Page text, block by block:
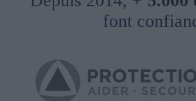
font